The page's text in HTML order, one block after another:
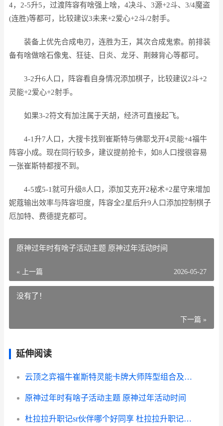
4，2-5升5，过渡阵容有啥强上啥，4决斗、3源+2斗、3/4魔盗
(连胜)等都可，比较建议3未来+2爱心+2斗/2射手。
装备上优先合成电刃，连胜为王，其次合成鬼索。前排装
备有啥做啥石像鬼、狂徒、日炎、龙牙、荆棘背心等都可。
3-2升6人口，阵容看自身情况添加棋子，比较建议2斗+2
灵能+2爱心+2射手。
如果3-2符文有加注属于天胡，经济可直接起飞。
4-1升7人口，大搜卡找到崔斯特与佛耶戈开4灵能+4福牛
阵容小成。现在同行较多，建议提前抢卡，如8人口搜很容易
一张崔斯特都搜不到。
4-5或5-1就可升级8人口，添加艾克开2秘术+2星守来增加
妮蔻输出效率与阵容坦度，阵容全2星后升9人口添加控制棋子
厄加特、费德提克都可。
原神过年时有啥子活动主题 原神过年活动时间
« 上一篇 2026-05-27
没有了！
下一篇 »
延伸阅读
云顶之弈福牛崔斯特灵能卡牌大师阵型组合及装备主推 云顶之弈福牛新棋盘视频
原神过年时有啥子活动主题 原神过年活动时间
杜拉拉升职记sr伙伴哪个好同享 杜拉拉升职记手游